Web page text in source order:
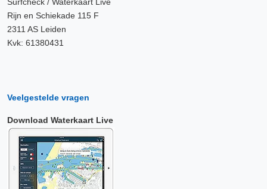
Rijn en Schiekade 115 F
2311 AS Leiden
Kvk: 61380431
Veelgestelde vragen
Download Waterkaart Live